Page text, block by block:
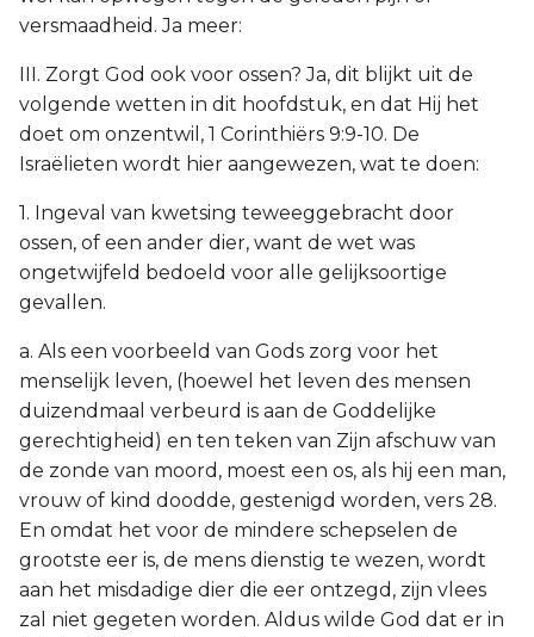
versmaadheid. Ja meer:
III. Zorgt God ook voor ossen? Ja, dit blijkt uit de
volgende wetten in dit hoofdstuk, en dat Hij het
doet om onzentwil, 1 Corinthiërs 9:9-10. De
Israëlieten wordt hier aangewezen, wat te doen:
1. Ingeval van kwetsing teweeggebracht door
ossen, of een ander dier, want de wet was
ongetwijfeld bedoeld voor alle gelijksoortige
gevallen.
a. Als een voorbeeld van Gods zorg voor het
menselijk leven, (hoewel het leven des mensen
duizendmaal verbeurd is aan de Goddelijke
gerechtigheid) en ten teken van Zijn afschuw van
de zonde van moord, moest een os, als hij een man,
vrouw of kind doodde, gestenigd worden, vers 28.
En omdat het voor de mindere schepselen de
grootste eer is, de mens dienstig te wezen, wordt
aan het misdadige dier die eer ontzegd, zijn vlees
zal niet gegeten worden. Aldus wilde God dat er in